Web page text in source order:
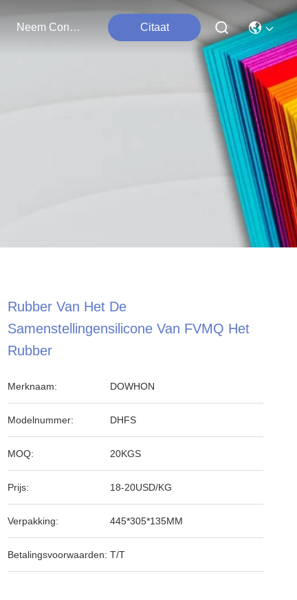
Neem Contact Met Ons Op Citaat
Rubber Van Het De
Samenstellingensilicone Van FVMQ Het
Rubber
Merknaam: DOWHON
Modelnummer: DHFS
MOQ: 20KGS
Prijs: 18-20USD/KG
Verpakking: 445*305*135MM
Betalingsvoorwaarden: T/T